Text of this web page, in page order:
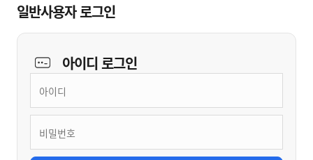
일반사용자 로그인
아이디로그인